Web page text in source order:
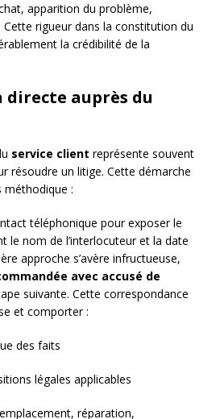
apparition du problème,
rigueur dans la constitution du
la crédibilité de la
auprès du
service client représente souvent
résoudre un litige. Cette démarche
méthodique :
téléphonique pour exposer le
le nom de l’interlocuteur et la date
approche s’avère infructueuse,
avec accusé de
suivante. Cette correspondance
et comporter :
des faits
légales applicables
réparation,